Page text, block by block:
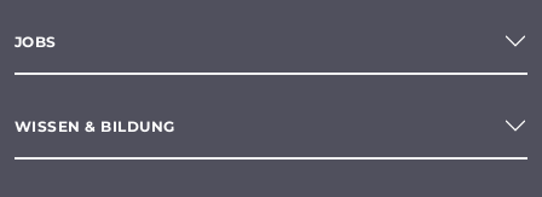
JOBS
WISSEN & BILDUNG